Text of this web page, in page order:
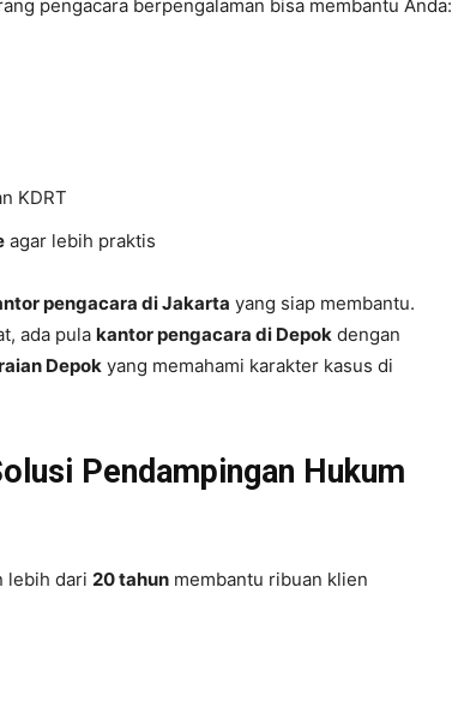
pengacara berpengalaman bisa membantu Anda:
KDRT
agar lebih praktis
pengacara di Jakarta yang siap membantu.
ada pula kantor pengacara di Depok dengan
Depok yang memahami karakter kasus di
Pendampingan Hukum
lebih dari 20 tahun membantu ribuan klien